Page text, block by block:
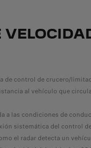
de control de crucero/
al vehículo que
a las condiciones de
sistemática del control
el radar detecta un